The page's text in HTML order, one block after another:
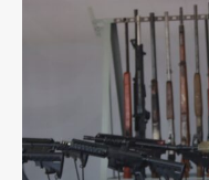
Información